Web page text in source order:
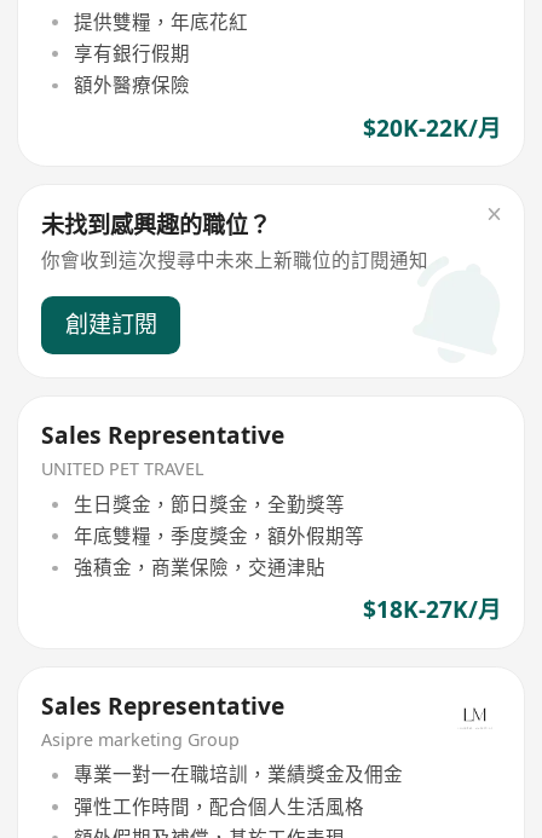
提供雙糧，年底花紅
享有銀行假期
額外醫療保險
$20K-22K/月
未找到感興趣的職位？
你會收到這次搜尋中未來上新職位的訂閱通知
創建訂閱
Sales Representative
UNITED PET TRAVEL
生日獎金，節日獎金，全勤獎等
年底雙糧，季度獎金，額外假期等
強積金，商業保險，交通津貼
$18K-27K/月
Sales Representative
Asipre marketing Group
專業一對一在職培訓，業績獎金及佣金
彈性工作時間，配合個人生活風格